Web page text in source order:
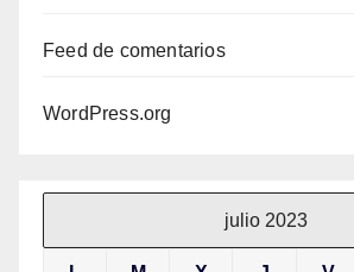
Feed de comentarios
WordPress.org
julio 2023